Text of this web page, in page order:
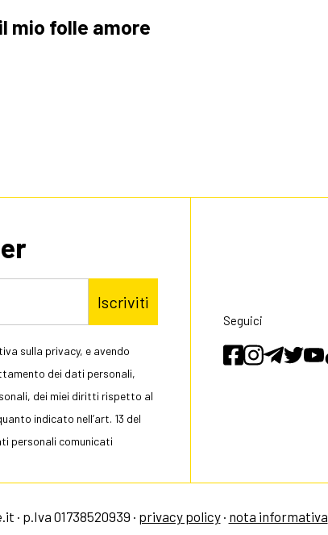
mio folle amore
Iscriviti
sulla privacy, e avendo
dei dati personali,
dei miei diritti rispetto al
indicato nell’art. 13 del
personali comunicati
Seguici
· p.Iva 01738520939 · privacy policy· nota informativa